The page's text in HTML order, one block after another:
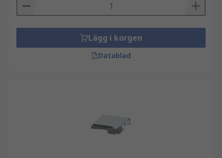
Lägg i korgen
Datablad